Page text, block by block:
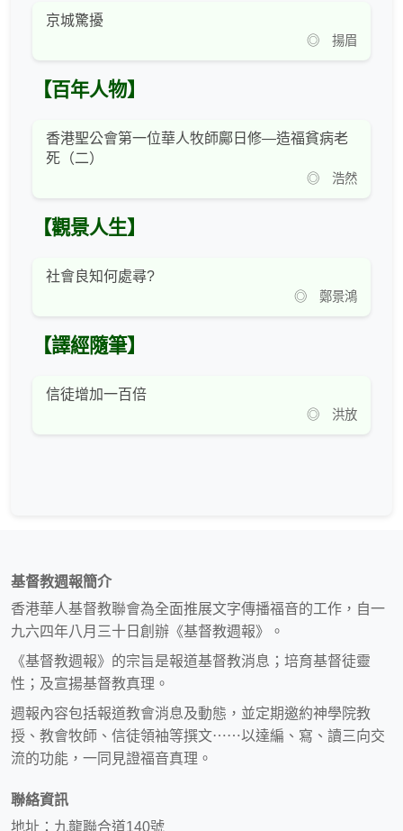
京城驚擾
◎ 揚眉
【百年人物】
香港聖公會第一位華人牧師鄺日修—造福貧病老
死（二）
◎ 浩然
【觀景人生】
社會良知何處尋?
◎ 鄭景鴻
【譯經隨筆】
信徒增加一百倍
◎ 洪放
基督教週報簡介
香港華人基督教聯會為全面推展文字傳播福音的工作，自一
九六四年八月三十日創辦《基督教週報》。
《基督教週報》的宗旨是報道基督教消息；培育基督徒靈
性；及宣揚基督教真理。
週報內容包括報道教會消息及動態，並定期邀約神學院教
授、教會牧師、信徒領袖等撰文⋯⋯以達編、寫、讀三向交
流的功能，一同見證福音真理。
聯絡資訊
地址：九龍聯合道140號